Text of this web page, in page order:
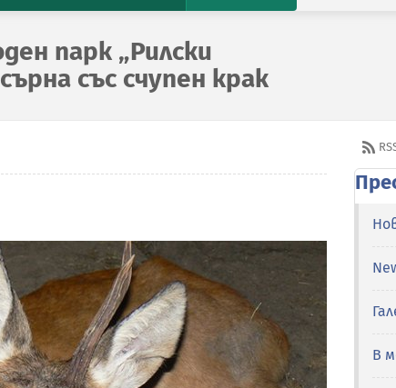
парк „Рилски
със счупен крак
В